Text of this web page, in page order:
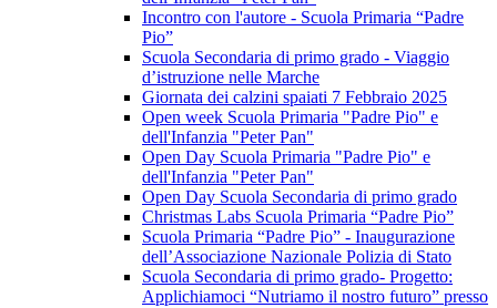
Incontro con l'autore - Scuola Primaria “Padre
Pio”
Scuola Secondaria di primo grado - Viaggio
d’istruzione nelle Marche
Giornata dei calzini spaiati 7 Febbraio 2025
Open week Scuola Primaria "Padre Pio" e
dell'Infanzia "Peter Pan"
Open Day Scuola Primaria "Padre Pio" e
dell'Infanzia "Peter Pan"
Open Day Scuola Secondaria di primo grado
Christmas Labs Scuola Primaria “Padre Pio”
Scuola Primaria “Padre Pio” - Inaugurazione
dell’Associazione Nazionale Polizia di Stato
Scuola Secondaria di primo grado- Progetto:
Applichiamoci “Nutriamo il nostro futuro” presso